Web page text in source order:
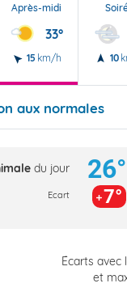
Après-midi
33°
15 km/h 10
aux normales
du jour
Ecart
26°
7°
Écarts
et